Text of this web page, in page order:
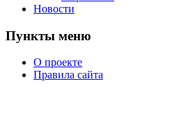
Новости
Пункты меню
О проекте
Правила сайта